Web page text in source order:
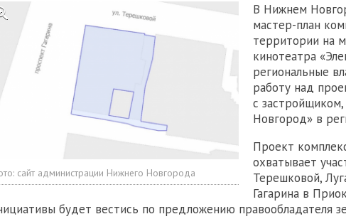
сайт администрации Нижнего Новгорода
В Нижнем
мастер-план
территории на
кинотеатра
региональные
работу над
с
Новгород» в
Проект
охватывает
Терешковой,
Гагарина в
будет вестись по предложению правообладателя